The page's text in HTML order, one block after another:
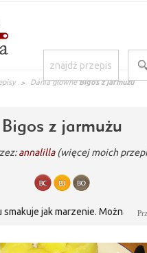
Dania główne Bigos z jarmużu
Bigos z jarmużu
annalilla (więcej moich
smakuje jak marzenie. Można go
bigosu. Idealny na każdą